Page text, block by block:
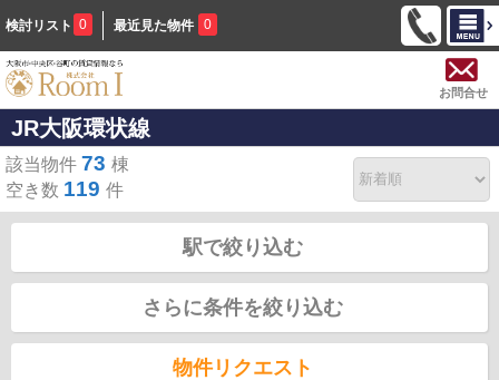
検討リスト 0 最近見た物件 0
お問合せ
JR大阪環状線
該当物件 73 棟
空き数 119 件
駅で絞り込む
さらに条件を絞り込む
物件リクエスト